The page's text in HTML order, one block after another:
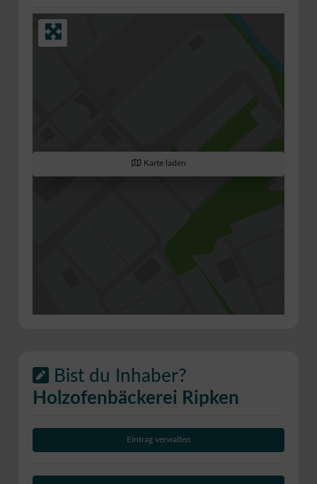
Karte laden
Bist du Inhaber?
Holzofenbäckerei Ripken
Eintrag verwalten